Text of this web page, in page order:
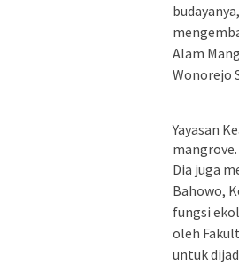
Alam
Wonorejo
Yayasan
mangrove.
Dia juga
Bahowo,
fungsi
oleh
untuk